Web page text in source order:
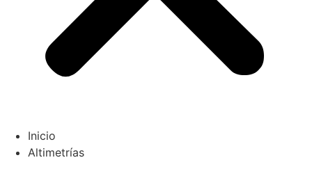
Inicio
Altimetrías